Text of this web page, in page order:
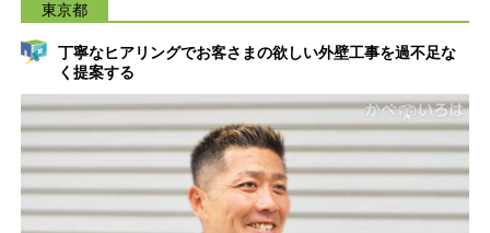
東京都
丁寧なヒアリングでお客さまの欲しい外壁工事を過不足な
く提案する